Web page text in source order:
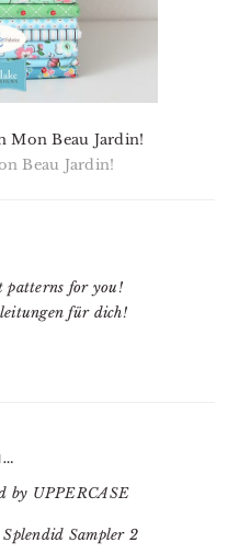
Mon Beau Jardin!
Beau Jardin!
patterns for you!
für dich!
by UPPERCASE